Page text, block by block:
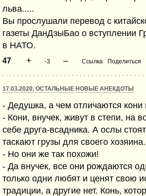
льва.....
Вы прослушали перевод с
газеты ДанДзыБао о вступлении
в НАТО.
47 + -3 – Ссылка Поделиться
17.03.2020, ОСТАЛЬНЫЕ НОВЫЕ АНЕКДОТЫ
- Дедушка, а чем отличаются кони
- Кони, внучек, живут в степи, на
себе друга-всадника. А ослы
таскают грузы для своего хозяина.
- Но они же так похожи!
- Да внучек, все они рождаются
только одни любят и ценят свою
традиции, а другие нет. Конь,